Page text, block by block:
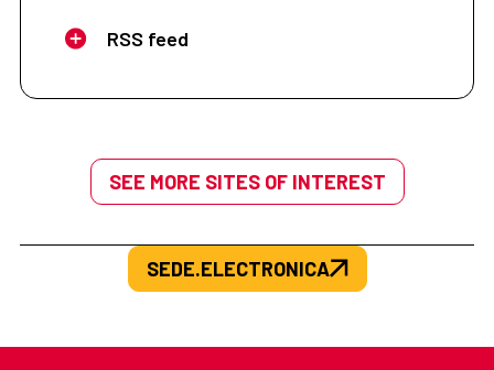
RSS feed
SEE MORE SITES OF INTEREST
SEDE.ELECTRONICA